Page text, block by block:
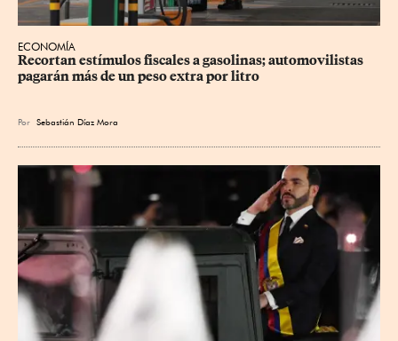
ECONOMÍA
Recortan estímulos fiscales a gasolinas; automovilistas
pagarán más de un peso extra por litro
Por Sebastián Díaz Mora